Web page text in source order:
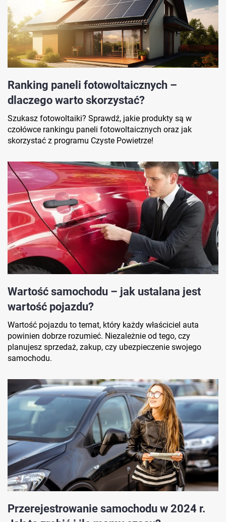
Ranking paneli fotowoltaicznych –
dlaczego warto skorzystać?
Szukasz fotowoltaiki? Sprawdź, jakie produkty są w
czołówce rankingu paneli fotowoltaicznych oraz jak
skorzystać z programu Czyste Powietrze!
Wartość samochodu – jak ustalana jest
wartość pojazdu?
Wartość pojazdu to temat, który każdy właściciel auta
powinien dobrze rozumieć. Niezależnie od tego, czy
planujesz sprzedaż, zakup, czy ubezpieczenie swojego
samochodu.
Przerejestrowanie samochodu w 2024 r.